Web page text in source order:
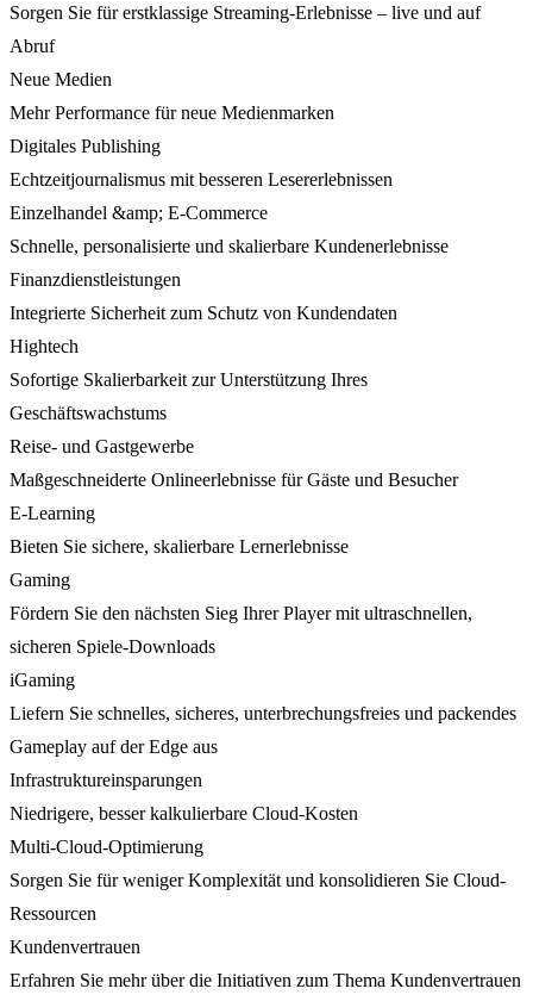
Sorgen Sie für erstklassige Streaming-Erlebnisse – live und auf
Abruf
Neue Medien
Mehr Performance für neue Medienmarken
Digitales Publishing
Echtzeitjournalismus mit besseren Lesererlebnissen
Einzelhandel &amp; E-Commerce
Schnelle, personalisierte und skalierbare Kundenerlebnisse
Finanzdienstleistungen
Integrierte Sicherheit zum Schutz von Kundendaten
Hightech
Sofortige Skalierbarkeit zur Unterstützung Ihres
Geschäftswachstums
Reise- und Gastgewerbe
Maßgeschneiderte Onlineerlebnisse für Gäste und Besucher
E-Learning
Bieten Sie sichere, skalierbare Lernerlebnisse
Gaming
Fördern Sie den nächsten Sieg Ihrer Player mit ultraschnellen,
sicheren Spiele-Downloads
iGaming
Liefern Sie schnelles, sicheres, unterbrechungsfreies und packendes
Gameplay auf der Edge aus
Infrastruktureinsparungen
Niedrigere, besser kalkulierbare Cloud-Kosten
Multi-Cloud-Optimierung
Sorgen Sie für weniger Komplexität und konsolidieren Sie Cloud-
Ressourcen
Kundenvertrauen
Erfahren Sie mehr über die Initiativen zum Thema Kundenvertrauen